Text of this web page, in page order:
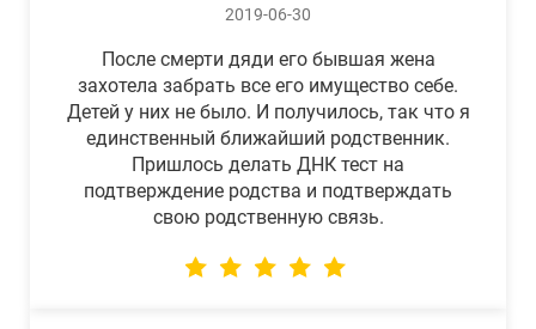
2019-06-30
После смерти дяди его бывшая жена
захотела забрать все его имущество себе.
Детей у них не было. И получилось, так что я
единственный ближайший родственник.
Пришлось делать ДНК тест на
подтверждение родства и подтверждать
свою родственную связь.